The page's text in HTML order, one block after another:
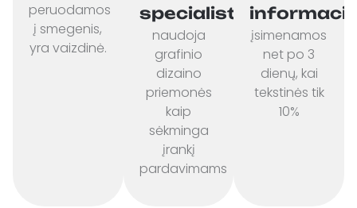
peruodamos
į smegenis,
yra vaizdinė.
specialistų
naudoja
grafinio
dizaino
priemonės
kaip
sėkminga
įrankį
pardavimams
įsimenamos
net po 3
dienų, kai
tekstinės tik
10%